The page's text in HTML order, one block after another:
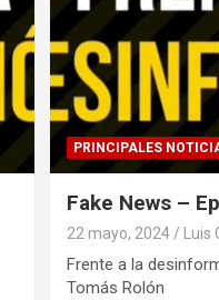
PRINCIPALES
Fake News –
22 mayo, 2024
Frente a la
Tomás Rolón